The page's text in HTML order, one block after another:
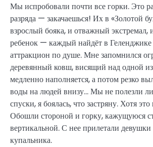
Мы испробовали почти все горки. Это
разряда — закачаешься! Их в «Золотой
взрослый бояка, и отважный экстремал,
ребенок — каждый найдёт в
аттракцион по душе. Мне запомнился
деревянный ковш, висящий над одной
медленно наполняется, а потом резко
воды на людей внизу… Мы не полезли
спуски, я боялась, что застряну. Хотя
Обошли стороной и горку, кажущуюся
вертикальной. С нее прилетали девушки
купальника.